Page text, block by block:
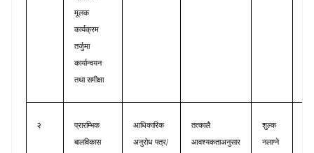
मूलक
कार्यक्रम
तर्जुमा
कार्यान्वयन
तथा समीक्षा
२ प्रारम्भिक
बालविकास
आधिकारिक
अनुरोध पत्र/
तत्कालै
आवश्यकताअनुसार
शुल्क
नलाग्ने